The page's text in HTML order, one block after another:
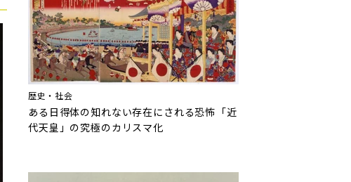
歴史・社会
ある日得体の知れない存在にされる恐怖――「近
代天皇」の究極のカリスマ化